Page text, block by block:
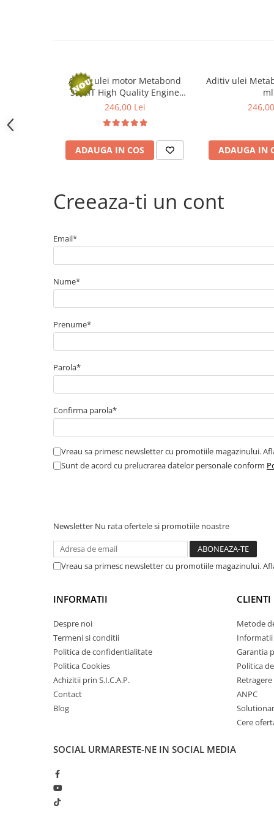
Kit lant distributie
Curea distributie
Transmisie
Curea transmisie
Bielete antiruliu
Cap de bara
Amortizor portbagaj/hayon
► Accesorii auto
■ Tavite auto portbagaj
■ Intretinere auto
■ Siguranta auto
■ Truse si scule de mana
■ Capace roti
■ Stergatoare auto
■ Suporturi portbagaj
■ Consumabile service
■ Produse sezoniere
■ Echipamente atelier
■ Scule si echipamente
Aditiv ulei motor Metabond
SPIRIT High Quality Engine
Protect - 250 ml
246,00 Lei
ADAUGA IN COS
Aditiv ulei
ml
ADAUGA IN
Creeaza-ti un cont
Email*
Nume*
Prenume*
Parola*
Confirma parola*
Vreau sa primesc newsletter cu promotiile magazinului.
Sunt de acord cu prelucrarea datelor personale conform
Newsletter Nu rata ofertele si promotiile noastre
Vreau sa primesc newsletter cu promotiile magazinului.
INFORMATII
Despre noi
Termeni si conditii
Politica de confidentialitate
Politica Cookies
Achizitii prin S.I.C.A.P.
Contact
Blog
CLIENTI
Metode
Garantia
Politica
ANPC
Cere
SOCIAL URMARESTE-NE IN SOCIAL MEDIA